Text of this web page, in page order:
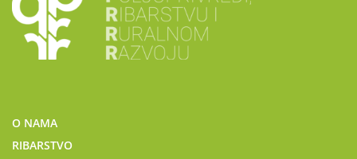
O NAMA
RIBARSTVO